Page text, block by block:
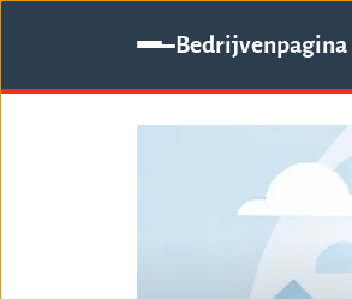
Bedrijvenpagina